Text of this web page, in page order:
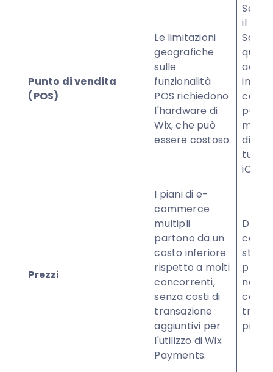
Punto di vendita
(POS)
Le limitazioni
geografiche
sulle
funzionalità
POS richiedono
l'hardware di
Wix, che può
essere costoso.
il POS
carte
tuo
iOS.
Prezzi
I piani di e-
commerce
multipli
partono da un
costo inferiore
rispetto a molti
concorrenti,
senza costi di
transazione
aggiuntivi per
l'utilizzo di Wix
Payments.
Di
non
piani